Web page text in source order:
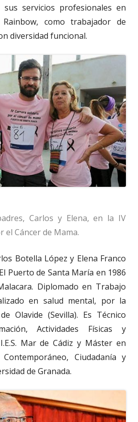
sus servicios profesionales en
como trabajador de
diversidad funcional.
Carlos y Elena, en la IV
el Cáncer de Mama.
Botella López y Elena Franco
Puerto de Santa María en 1986
Diplomado en Trabajo
en salud mental, por la
Olavide (Sevilla). Es Técnico
Actividades Físicas y
Mar de Cádiz y Máster en
Ciudadanía y
de Granada.